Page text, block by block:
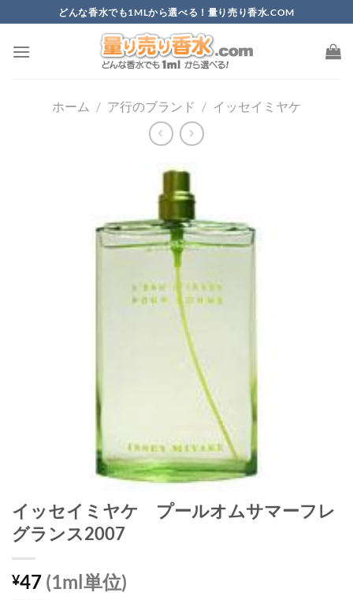
to
content
どんな香水でも1MLから選べる！量り売り香水.COM
ホーム / ア行のブランド / イッセイミヤケ
イッセイミヤケ プールオムサマーフレ
グランス2007
¥47 (1ml単位)